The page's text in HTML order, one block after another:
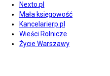
Nexto.pl
Mała księgowość
Kancelarierp.pl
Wieści Rolnicze
Życie Warszawy